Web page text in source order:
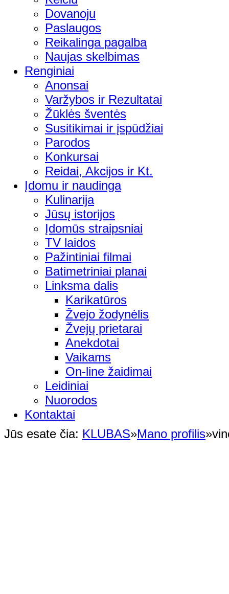
Dovanoju
Paslaugos
Reikalinga pagalba
Naujas skelbimas
Renginiai
Anonsai
Varžybos ir Rezultatai
Žūklės šventės
Susitikimai ir įspūdžiai
Parodos
Konkursai
Reidai, Akcijos ir Kt.
Įdomu ir naudinga
Kulinarija
Jūsų istorijos
Įdomūs straipsniai
TV laidos
Pažintiniai filmai
Batimetriniai planai
Linksma dalis
Karikatūros
Žvejo žodynėlis
Žvejų prietarai
Anekdotai
Vaikams
On-line žaidimai
Leidiniai
Nuorodos
Kontaktai
Jūs esate čia: KLUBAS»Mano profilis»